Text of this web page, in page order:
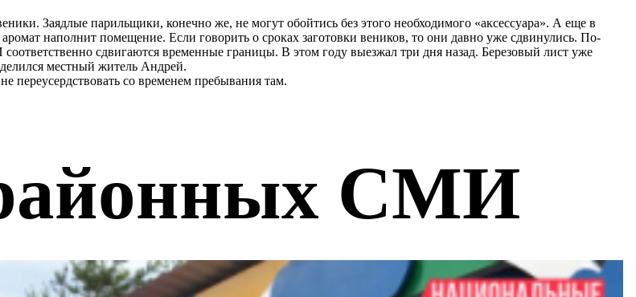
Заядлые парильщики, конечно же, не могут обойтись без этого необходимого «аксессуара». А еще в
наполнит помещение. Если говорить о сроках заготовки веников, то они давно уже сдвинулись. По-
сдвигаются временные границы. В этом году выезжал три дня назад. Березовый лист уже
местный житель Андрей.
переусердствовать со временем пребывания там.